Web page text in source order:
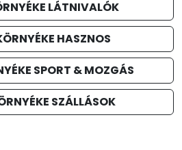
LÁTNIVALÓK
HASZNOS
SPORT & MOZGÁS
SZÁLLÁSOK